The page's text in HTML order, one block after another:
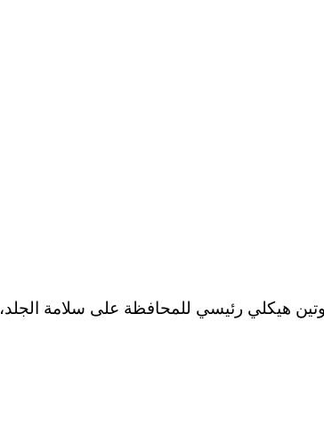
هيكلي رئيسي للمحافظة على سلامة الجلد،